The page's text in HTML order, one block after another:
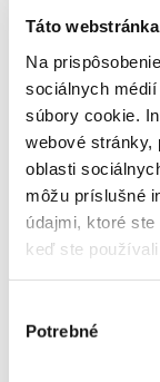
Táto
Na
sociálnych
súbory cookie.
webové stránky,
oblasti
môžu príslušné
údajmi, ktoré
keď ste používali
súhlasu
Potrebné
sú drobné
otvorov
vŕtania otvorov
prípadných
– príslušenstvo a
nástennú montáž
krycie lišty do 3
– lokalita
paušálu (po